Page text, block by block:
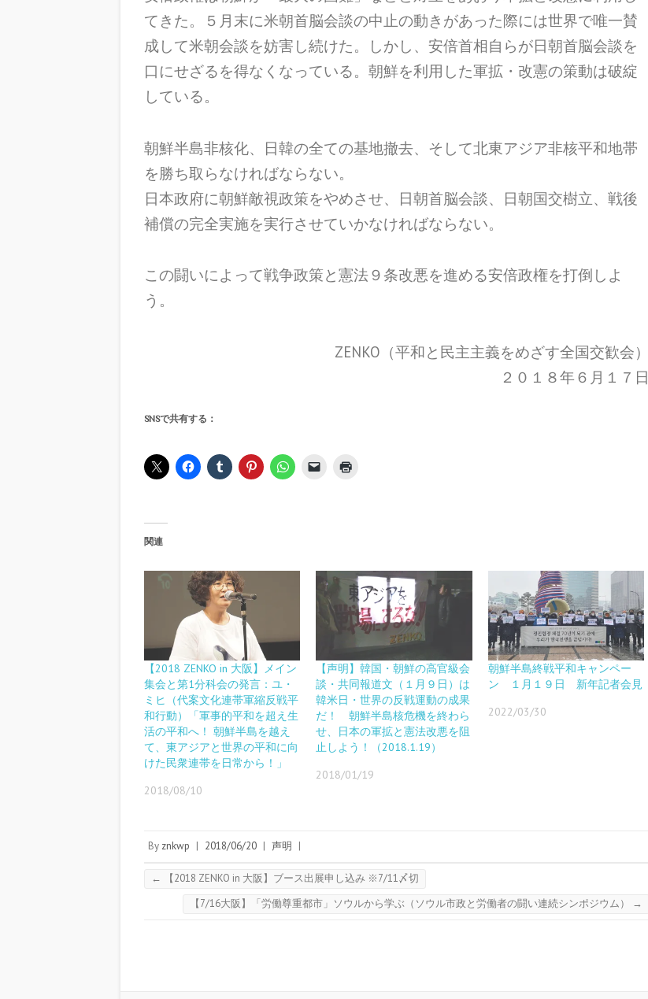
てきた。５月末に米朝首脳会談の中止の動きがあった際には世界で唯一賛
成して米朝会談を妨害し続けた。しかし、安倍首相自らが日朝首脳会談を
口にせざるを得なくなっている。朝鮮を利用した軍拡・改憲の策動は破綻
している。
朝鮮半島非核化、日韓の全ての基地撤去、そして北東アジア非核平和地帯
を勝ち取らなければならない。
日本政府に朝鮮敵視政策をやめさせ、日朝首脳会談、日朝国交樹立、戦後
補償の完全実施を実行させていかなければならない。
この闘いによって戦争政策と憲法９条改悪を進める安倍政権を打倒しよ
う。
ZENKO（平和と民主主義をめざす全国交歓会）
２０１８年６月１７日
SNSで共有する：
関連
【2018 ZENKO in 大阪】メイン
集会と第1分科会の発言：ユ・
ミヒ（代案文化連帯軍縮反戦平
和行動）「軍事的平和を超え生
活の平和へ！ 朝鮮半島を越え
て、東アジアと世界の平和に向
けた民衆連帯を日常から！」
2018/08/10
【声明】韓国・朝鮮の高官級会
談・共同報道文（１月９日）は
韓米日・世界の反戦運動の成果
だ！ 朝鮮半島核危機を終わら
せ、日本の軍拡と憲法改悪を阻
止しよう！（2018.1.19）
2018/01/19
朝鮮半島終戦平和キャンペー
ン １月１９日 新年記者会見
2022/03/30
By znkwp | 2018/06/20 | 声明 |
←
【2018 ZENKO in 大阪】ブース出展申し込み ※7/11〆切
【7/16大阪】「労働尊重都市」ソウルから学ぶ（ソウル市政と労働者の闘い連続シンポジウム）
→